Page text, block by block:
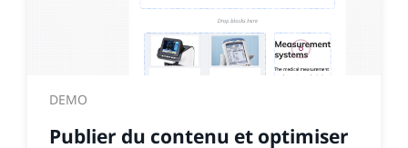
DEMO
Publier du contenu et optimiser